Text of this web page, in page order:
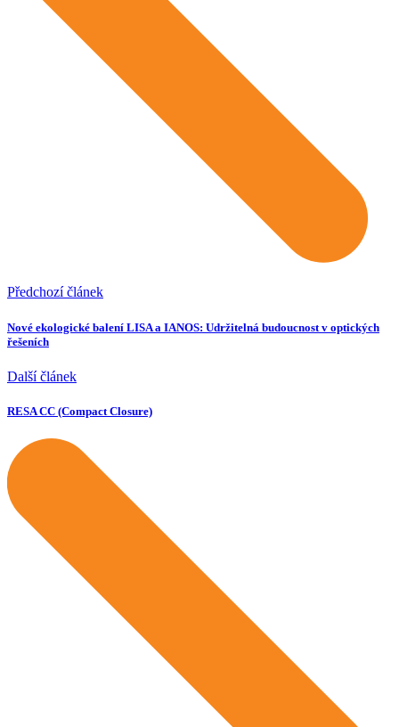
Předchozí článek
Nové ekologické balení LISA a IANOS: Udržitelná budoucnost v optických
řešeních
Další článek
RESA CC (Compact Closure)